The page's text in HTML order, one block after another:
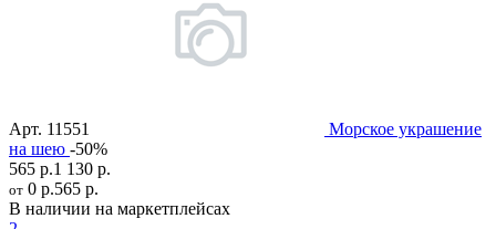
Арт. 11551
Морское украшение
на шею -50%
565 р.1 130 р.
от 0 р.565 р.
В наличии на маркетплейсах